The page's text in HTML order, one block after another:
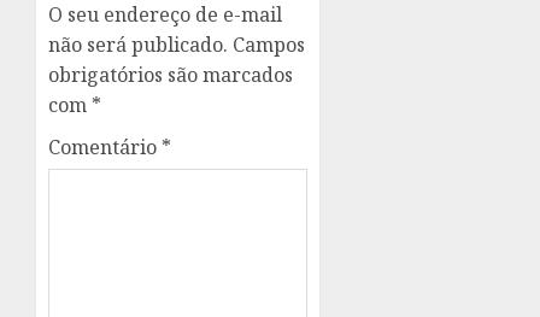
O seu endereço de e-mail
não será publicado. Campos
obrigatórios são marcados
com *
Comentário *